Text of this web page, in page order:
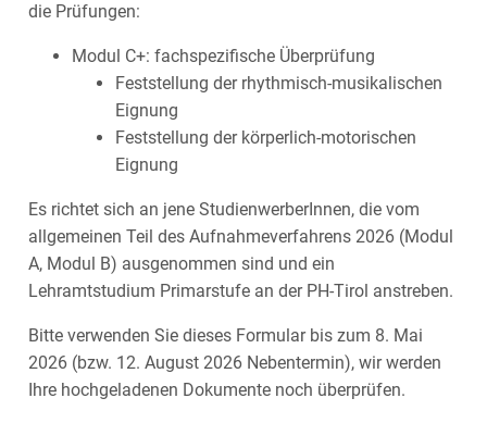
die Prüfungen:
Modul C+: fachspezifische Überprüfung
Feststellung der rhythmisch-musikalischen
Eignung
Feststellung der körperlich-motorischen
Eignung
Es richtet sich an jene StudienwerberInnen, die vom
allgemeinen Teil des Aufnahmeverfahrens 2026 (Modul
A, Modul B) ausgenommen sind und ein
Lehramtstudium Primarstufe an der PH-Tirol anstreben.
Bitte verwenden Sie dieses Formular bis zum 8. Mai
2026 (bzw. 12. August 2026 Nebentermin), wir werden
Ihre hochgeladenen Dokumente noch überprüfen.